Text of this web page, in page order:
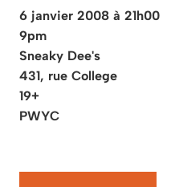
6 janvier 2008 à 21h00
9pm
Sneaky Dee's
431, rue College
19+
PWYC